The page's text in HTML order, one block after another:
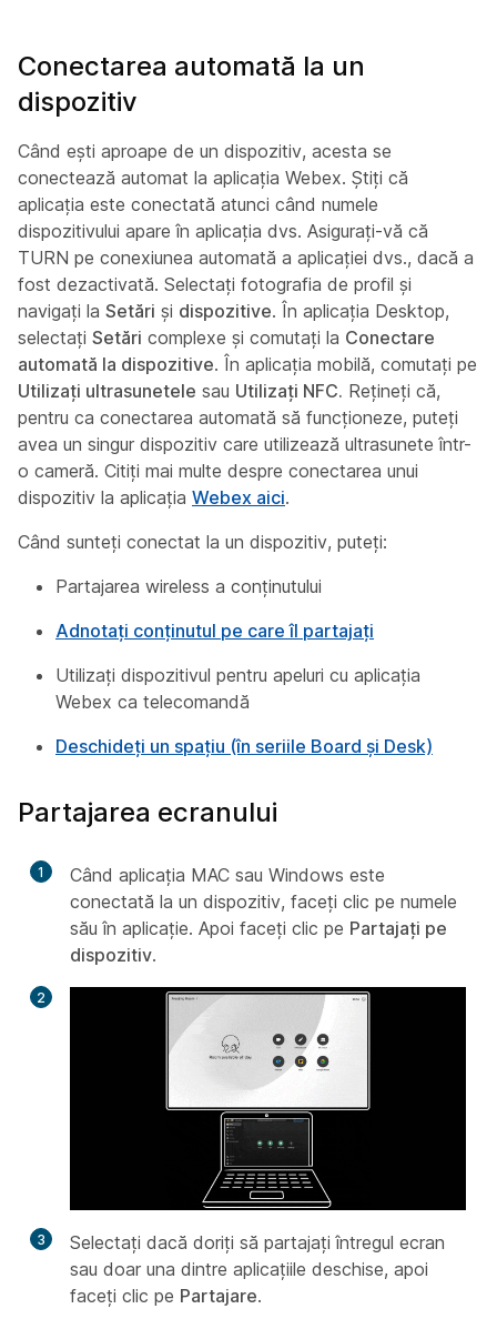
Conectarea automată la un
dispozitiv
Când ești aproape de un dispozitiv, acesta se
conectează automat la aplicația Webex. Știți că
aplicația este conectată atunci când numele
dispozitivului apare în aplicația dvs. Asigurați-vă că
TURN pe conexiunea automată a aplicației dvs., dacă a
fost dezactivată. Selectați fotografia de profil și
navigați la Setări și dispozitive. În aplicația Desktop,
selectați Setări complexe și comutați la Conectare
automată la dispozitive. În aplicația mobilă, comutați pe
Utilizați ultrasunetele sau Utilizați NFC. Rețineți că,
pentru ca conectarea automată să funcționeze, puteți
avea un singur dispozitiv care utilizează ultrasunete într-
o cameră. Citiți mai multe despre conectarea unui
dispozitiv la aplicația Webex aici.
Când sunteți conectat la un dispozitiv, puteți:
Partajarea wireless a conținutului
Adnotați conținutul pe care îl partajați
Utilizați dispozitivul pentru apeluri cu aplicația
Webex ca telecomandă
Deschideți un spațiu (în seriile Board și Desk)
Partajarea ecranului
1
Când aplicația MAC sau Windows este
conectată la un dispozitiv, faceți clic pe numele
său în aplicație. Apoi faceți clic pe Partajați pe
dispozitiv.
2
3
Selectați dacă doriți să partajați întregul ecran
sau doar una dintre aplicațiile deschise, apoi
faceți clic pe Partajare.